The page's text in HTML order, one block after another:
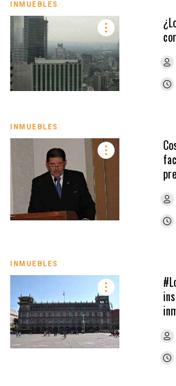
INMUEBLES
INMUEBLES
INMUEBLES